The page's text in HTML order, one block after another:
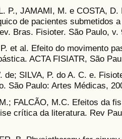
P., JAMAMI, M. e COSTA,
de pacientes submetidos
Bras. Fisioter. São Paulo,
et al. Efeito do movimento
ACTA FISIATR, São
de; SILVA, P. do A. C. e.
São Paulo: Artes Médicas,
FALCÃO, M.C. Efeitos da
crítica da literatura. Rev